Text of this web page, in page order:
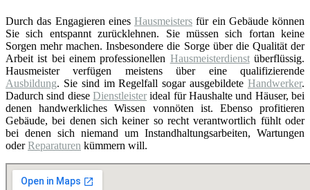
Durch das Engagieren eines Hausmeisters für ein Gebäude können
Sie sich entspannt zurücklehnen. Sie müssen sich fortan keine
Sorgen mehr machen. Insbesondere die Sorge über die Qualität der
Arbeit ist bei einem professionellen Hausmeisterdienstüberflüssig.
Hausmeister verfügen meistens über eine qualifizierende
Ausbildung. Sie sind im Regelfall sogar ausgebildete Handwerker.
Dadurch sind diese Dienstleister ideal für Haushalte und Häuser, bei
denen handwerkliches Wissen vonnöten ist. Ebenso profitieren
Gebäude, bei denen sich keiner so recht verantwortlich fühlt oder
bei denen sich niemand um Instandhaltungsarbeiten, Wartungen
oderReparaturen kümmern will.